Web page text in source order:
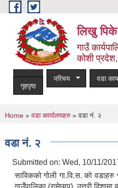
Skip to main content
लिखु पिके
गाउँ
कोशी
गृहपृष्ठ
परिचय वडा
You are here
Home » वडा कार्यालयहरु » वडा नं. २
वडा नं. २
Submitted on: Wed, 10/11/
साविकको गोली गा.वि.स. को
गाउँपालिका (रामेछाप), उत्तरी